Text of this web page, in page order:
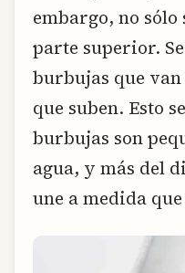
embargo, no
parte superior.
burbujas que
que suben. Esto
burbujas son
agua, y más del
une a medida